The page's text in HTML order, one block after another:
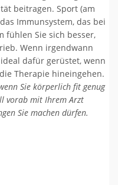
beitragen. Sport (am
Immunsystem, das bei
fühlen Sie sich besser,
Wenn irgendwann
dafür gerüstet, wenn
Therapie hineingehen.
Sie körperlich fit genug
vorab mit Ihrem Arzt
Sie machen dürfen.